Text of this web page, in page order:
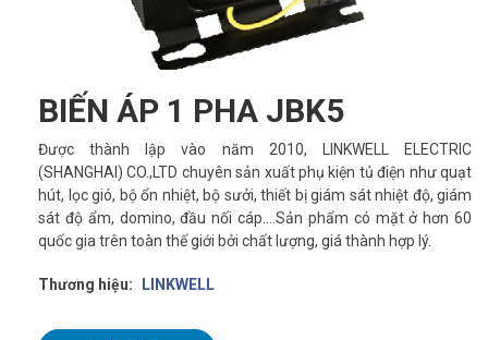
BIẾN ÁP 1 PHA JBK5
Được thành lập vào năm 2010, LINKWELL ELECTRIC
(SHANGHAI) CO.,LTD chuyên sản xuất phụ kiện tủ điện như quạt
hút, lọc gió, bộ ổn nhiệt, bộ sưởi, thiết bị giám sát nhiệt độ, giám
sát độ ẩm, domino, đầu nối cáp….Sản phẩm có mặt ở hơn 60
quốc gia trên toàn thế giới bởi chất lượng, giá thành hợp lý.
Thương hiệu: LINKWELL